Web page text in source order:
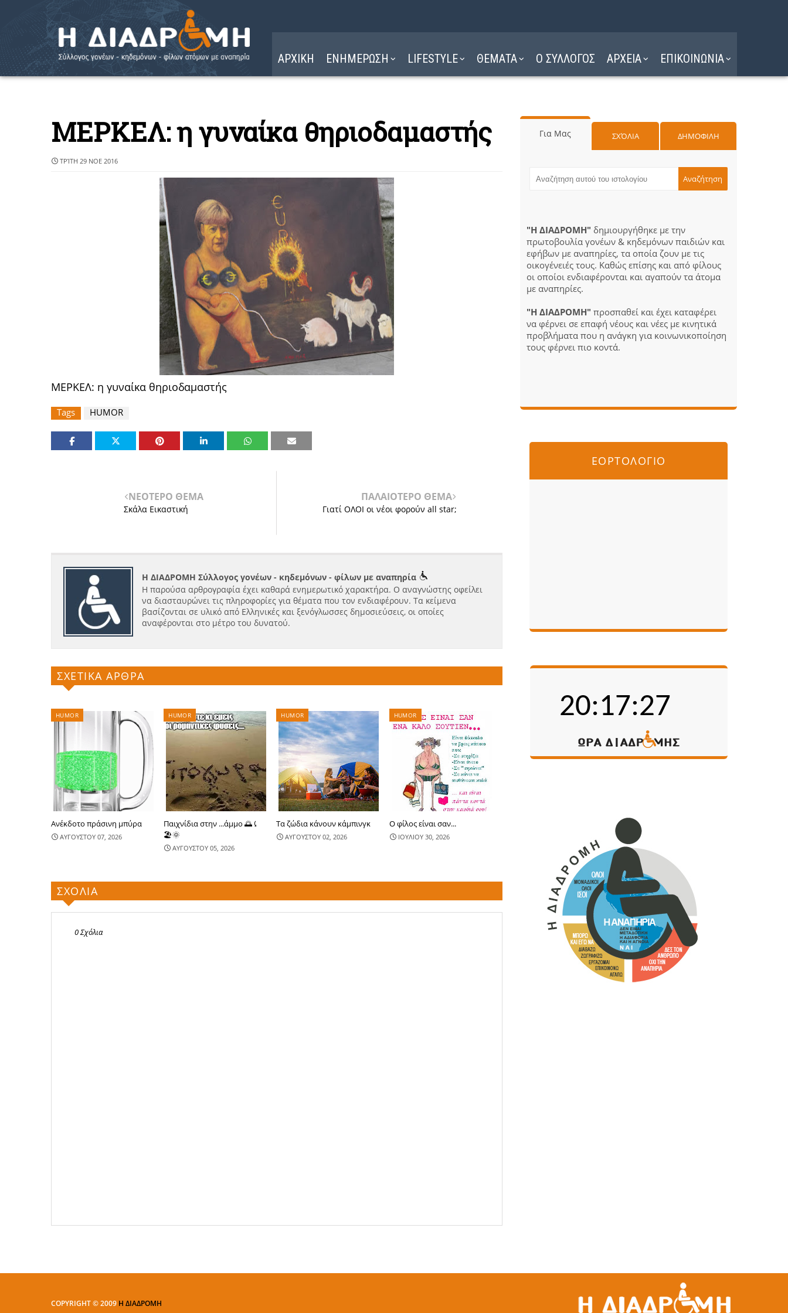
ΑΡΧΙΚΗ ΕΝΗΜΕΡΩΣΗ LIFESTYLE ΘΕΜΑΤΑ Ο ΣΥΛΛΟΓΟΣ ΑΡΧΕΙΑ ΕΠΙΚΟΙΝΩΝΙΑ
ΜΕΡΚΕΛ: η γυναίκα θηριοδαμαστής
ΤΡΊΤΗ 29 ΝΟΕ 2016
ΜΕΡΚΕΛ: η γυναίκα θηριοδαμαστής
Tags HUMOR
ΝΕΟΤΕΡΟ ΘΕΜΑ
Σκάλα Εικαστική
ΠΑΛΑΙΟΤΕΡΟ ΘΕΜΑ
Γιατί ΟΛΟΙ οι νέοι φορούν all star;
Η ΔΙΑΔΡΟΜΗ Σύλλογος γονέων - κηδεμόνων - φίλων με αναπηρία
Η παρούσα αρθρογραφία έχει καθαρά ενημερωτικό χαρακτήρα. Ο αναγνώστης οφείλει
να διασταυρώνει τις πληροφορίες για θέματα που τον ενδιαφέρουν. Τα κείμενα
βασίζονται σε υλικό από Ελληνικές και ξενόγλωσσες δημοσιεύσεις, οι οποίες
αναφέρονται στο μέτρο του δυνατού.
ΣΧΕΤΙΚΑ ΑΡΘΡΑ
HUMOR
Ανέκδοτο πράσινη μπύρα
ΑΥΓΟΥΣΤΟΥ 07, 2026
HUMOR
Παιχνίδια στην ...άμμο 🌅⤹
🏖🌞
ΑΥΓΟΥΣΤΟΥ 05, 2026
HUMOR
Τα ζώδια κάνουν κάμπινγκ
ΑΥΓΟΥΣΤΟΥ 02, 2026
HUMOR
Ο φίλος είναι σαν...
ΙΟΥΛΙΟΥ 30, 2026
ΣΧΟΛΙΑ
0 Σχόλια
Για Μας ΣΧΌΛΙΑ ΔΗΜΟΦΙΛΗ
"Η ΔΙΑΔΡΟΜΗ" δημιουργήθηκε με την
πρωτοβουλία γονέων & κηδεμόνων παιδιών και
εφήβων με αναπηρίες, τα οποία ζουν με τις
οικογένειές τους. Καθώς επίσης και από φίλους
οι οποίοι ενδιαφέρονται και αγαπούν τα άτομα
με αναπηρίες.
"Η ΔΙΑΔΡΟΜΗ" προσπαθεί και έχει καταφέρει
να φέρνει σε επαφή νέους και νέες με κινητικά
προβλήματα που η ανάγκη για κοινωνικοποίηση
τους φέρνει πιο κοντά.
ΕΟΡΤΟΛΟΓΙΟ
COPYRIGHT © 2009 Η ΔΙΑΔΡΟΜΗ